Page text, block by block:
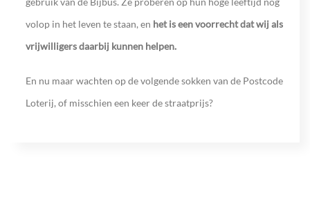
volop in het leven te staan, en het is een voorrecht dat wij als
vrijwilligers daarbij kunnen helpen.
En nu maar wachten op de volgende sokken van de Postcode
Loterij, of misschien een keer de straatprijs?